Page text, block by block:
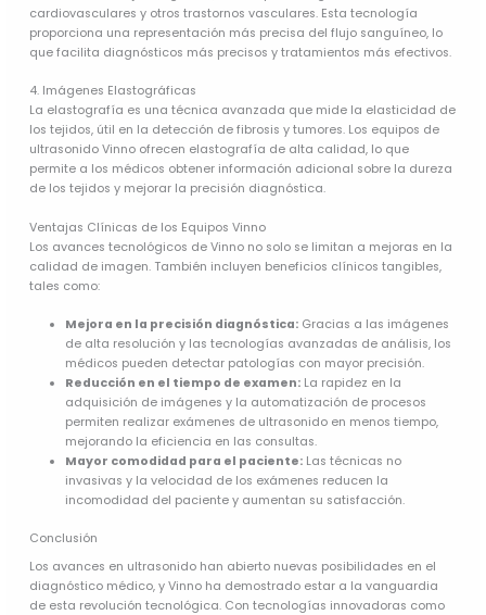
cardiovasculares y otros trastornos vasculares. Esta tecnología
proporciona una representación más precisa del flujo sanguíneo, lo
que facilita diagnósticos más precisos y tratamientos más efectivos.
4. Imágenes Elastográficas
La elastografía es una técnica avanzada que mide la elasticidad de
los tejidos, útil en la detección de fibrosis y tumores. Los equipos de
ultrasonido Vinno ofrecen elastografía de alta calidad, lo que
permite a los médicos obtener información adicional sobre la dureza
de los tejidos y mejorar la precisión diagnóstica.
Ventajas Clínicas de los Equipos Vinno
Los avances tecnológicos de Vinno no solo se limitan a mejoras en la
calidad de imagen. También incluyen beneficios clínicos tangibles,
tales como:
Mejora en la precisión diagnóstica:Gracias a las imágenes
de alta resolución y las tecnologías avanzadas de análisis, los
médicos pueden detectar patologías con mayor precisión.
Reducción en el tiempo de examen:La rapidez en la
adquisición de imágenes y la automatización de procesos
permiten realizar exámenes de ultrasonido en menos tiempo,
mejorando la eficiencia en las consultas.
Mayor comodidad para el paciente:Las técnicas no
invasivas y la velocidad de los exámenes reducen la
incomodidad del paciente y aumentan su satisfacción.
Conclusión
Los avances en ultrasonido han abierto nuevas posibilidades en el
diagnóstico médico, y Vinno ha demostrado estar a la vanguardia
de esta revolución tecnológica. Con tecnologías innovadoras como